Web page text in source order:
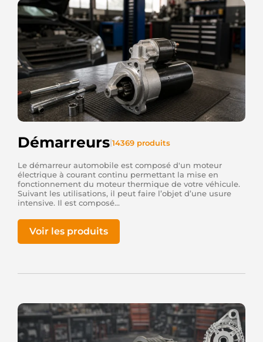
directement sur internet via des
revendeurs/utilisateurs commeATELIERDàSt
Naborddans lesVosges
. En effet, étant spécialisé
dans la réparation depuis plus de 20 ans, qui mieux
que nous peut vous aiguiller et vous renseigner sur
un achat de ce genre de produit, si spécifique. Le
site www.atelierd.fr vous permet de trouver vos
alternateurs et démarreurs au meilleur prix
et
avec nos conseils avisés en cas de besoin.
Démarreurs|14369 produits
Le démarreur automobile est composé d'un moteur
électrique à courant continu permettant la mise en
fonctionnement du moteur thermique de votre véhicule.
Suivant les utilisations, il peut faire l’objet d’une usure
intensive. Il est composé...
Voir les produits